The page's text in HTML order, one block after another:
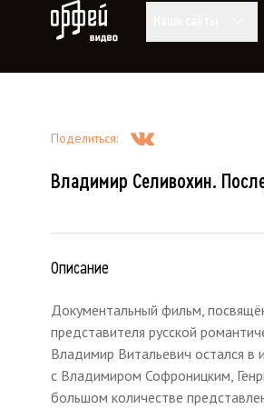
Видео Орфей
Поделиться:
Владимир Селивохин.
Описание
Документальный фильм,
представителя русской
Владимир Витальевич остался в
с Владимиром Софроницким,
большом количестве